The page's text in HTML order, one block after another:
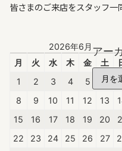
皆さまのご来店をスタッフ
2026年6月
月
火 水 木 金 土
1
2 3 4 5 6
8
9 10 11 12 13
15
16 17 18 19 20
22
23 24 25 26 27
アー